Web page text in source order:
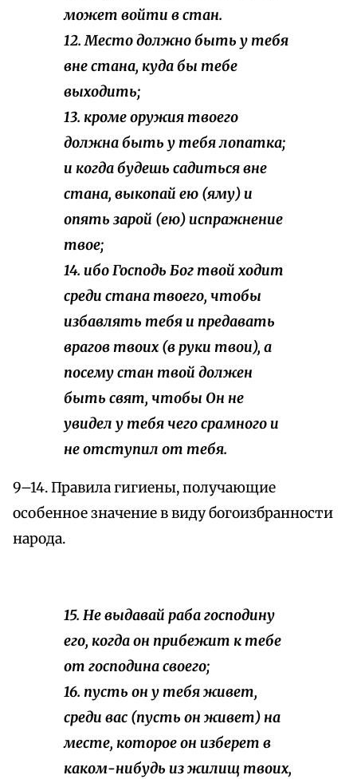
может войти в стан.
12. Место должно быть у тебя
вне стана, куда бы тебе
выходить;
13. кроме оружия твоего
должна быть у тебя лопатка;
и когда будешь садиться вне
стана, выкопай ею (яму) и
опять зарой (ею) испражнение
твое;
14. ибо Господь Бог твой ходит
среди стана твоего, чтобы
избавлять тебя и предавать
врагов твоих (в руки твои), а
посему стан твой должен
быть свят, чтобы Он не
увидел у тебя чего срамного и
не отступил от тебя.
9–14. Правила гигиены, получающие
особенное значение в виду богоизбранности
народа.
15. Не выдавай раба господину
его, когда он прибежит к тебе
от господина своего;
16. пусть он у тебя живет,
среди вас (пусть он живет) на
месте, которое он изберет в
каком-нибудь из жилищ твоих,